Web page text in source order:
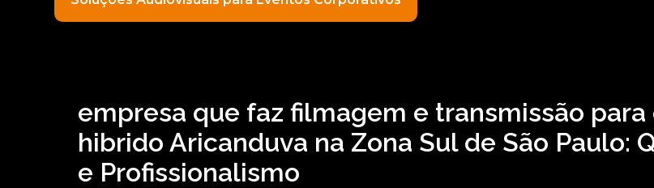
empresa que faz filmagem e transmissão para
hibrido Aricanduva na Zona Sul de São Paulo:
e Profissionalismo